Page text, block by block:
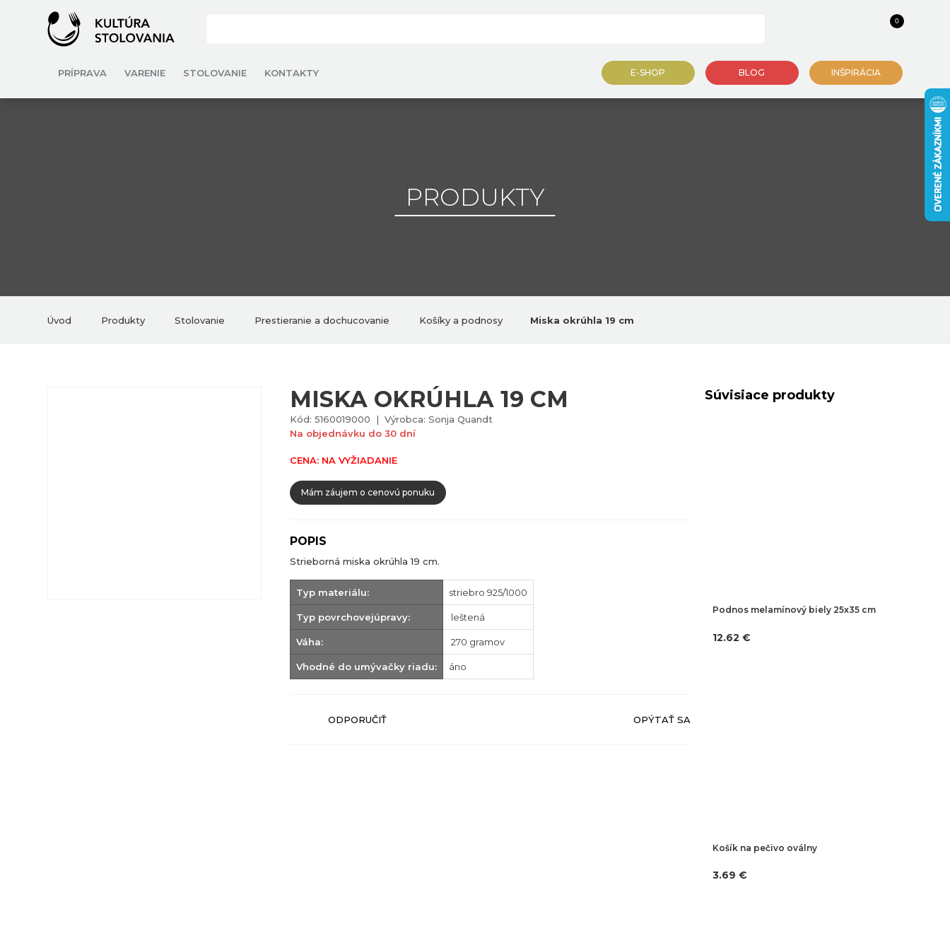
0
PRÍPRAVA VARENIE STOLOVANIE KONTAKTY E-SHOP BLOG INŠPIRÁCIA
PRODUKTY
Úvod Produkty Stolovanie Prestieranie a dochucovanie Košíky a podnosy Miska okrúhla 19 cm
MISKA OKRÚHLA 19 CM
Kód: 5160019000 | Výrobca: Sonja Quandt
Na objednávku do 30 dní
CENA: NA VYŽIADANIE
Mám záujem o cenovú ponuku
POPIS
Strieborná miska okrúhla 19 cm.
Typ materiálu: striebro 925/1000
Typ povrchovejúpravy: leštená
Váha: 270 gramov
Vhodné do umývačky riadu: áno
ODPORUČIŤ OPÝTAŤ SA
Súvisiace produkty
Podnos melamínový biely 25x35 cm
12.62 €
Košík na pečivo oválny
3.69 €